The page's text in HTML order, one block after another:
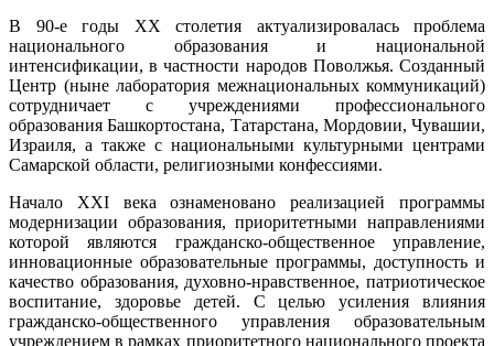
В 90-е годы XX столетия актуализировалась проблема
национального образования и национальной
интенсификации, в частности народов Поволжья. Созданный
Центр (ныне лаборатория межнациональных коммуникаций)
сотрудничает с учреждениями профессионального
образования Башкортостана, Татарстана, Мордовии, Чувашии,
Израиля, а также с национальными культурными центрами
Самарской области, религиозными конфессиями.
Начало XXI века ознаменовано реализацией программы
модернизации образования, приоритетными направлениями
которой являются гражданско-общественное управление,
инновационные образовательные программы, доступность и
качество образования, духовно-нравственное, патриотическое
воспитание, здоровье детей. С целью усиления влияния
гражданско-общественного управления образовательным
учреждением в рамках приоритетного национального проекта